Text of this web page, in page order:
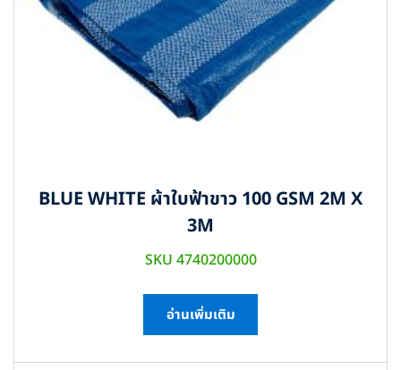
BLUE WHITE ผ้าใบฟ้าขาว 100 GSM 2M X
3M
SKU 4740200000
อ่านเพิ่มเติม